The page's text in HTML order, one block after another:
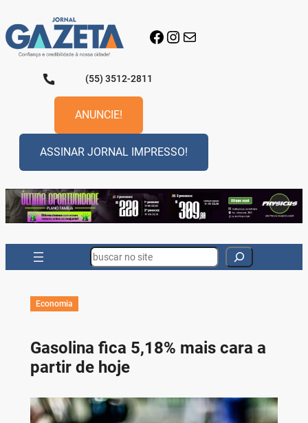
para
o
conteúdo
Facebook
Instagram
E-mail
(55) 3512-2811
ANUNCIE!
ASSINAR JORNAL IMPRESSO!
Search
Economia
Gasolina fica 5,18% mais cara a
partir de hoje